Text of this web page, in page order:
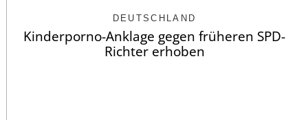
DEUTSCHLAND
Kinderporno-Anklage gegen früheren SPD-
Richter erhoben